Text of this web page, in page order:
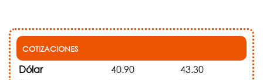
COTIZACIONES
Dólar 40.90
43.30